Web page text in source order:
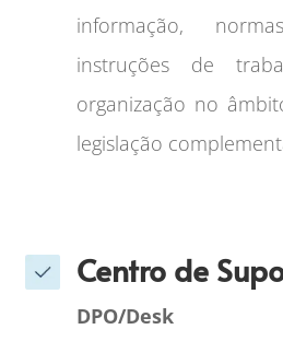
informação,
instruções de
organização no
legislação
Centro de
DPO/Desk